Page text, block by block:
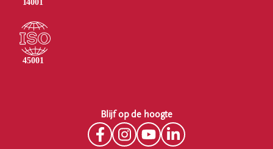
Blijf op de hoogte